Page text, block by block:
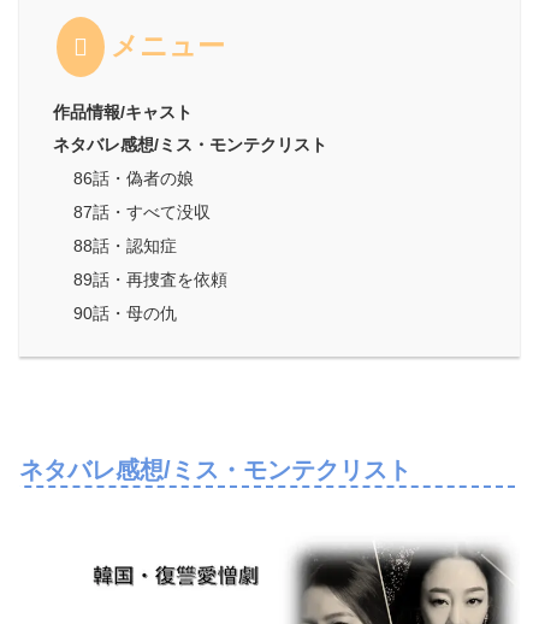
メニュー
作品情報/キャスト
ネタバレ感想/ミス・モンテクリスト
86話・偽者の娘
87話・すべて没収
88話・認知症
89話・再捜査を依頼
90話・母の仇
ネタバレ感想/ミス・モンテクリスト